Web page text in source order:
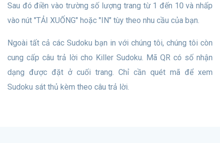
Sau đó điền vào trường số lượng trang từ 1 đến 10 và nhấp
vào nút "TẢI XUỐNG" hoặc "IN" tùy theo nhu cầu của bạn.
Ngoài tất cả các Sudoku bạn in với chúng tôi, chúng tôi còn
cung cấp câu trả lời cho Killer Sudoku. Mã QR có số nhận
dạng được đặt ở cuối trang. Chỉ cần quét mã để xem
Sudoku sát thủ kèm theo câu trả lời.